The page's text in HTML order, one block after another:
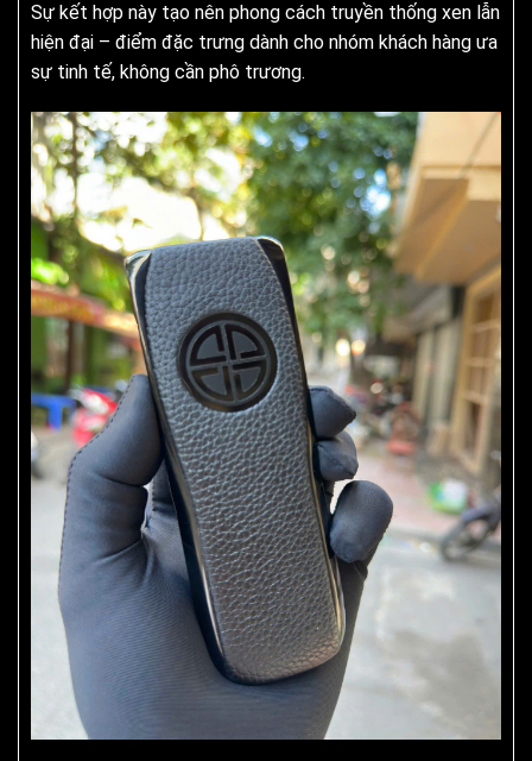
Sự kết hợp này tạo nên phong cách truyền thống xen lẫn
hiện đại – điểm đặc trưng dành cho nhóm khách hàng ưa
sự tinh tế, không cần phô trương.